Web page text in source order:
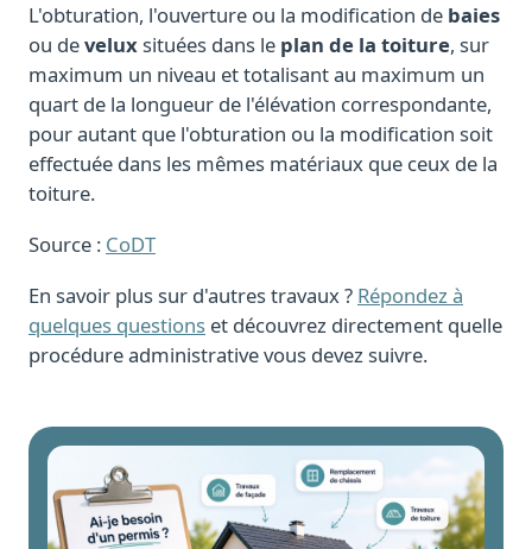
L'obturation, l'ouverture ou la modification de baies
ou develuxsituées dans le plan de la toiture, sur
maximum un niveau et totalisant au maximum un
quart de la longueur de l'élévation correspondante,
pour autant que l'obturation ou la modification soit
effectuée dans les mêmes matériaux que ceux de la
toiture.
Source : CoDT
En savoir plus sur d'autres travaux ? Répondez à
quelques questions et découvrez directement quelle
procédure administrative vous devez suivre.